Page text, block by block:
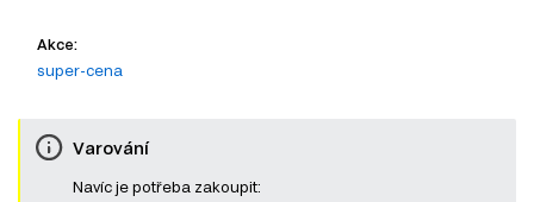
Akce:
super-cena
Varování
Navíc je potřeba zakoupit: